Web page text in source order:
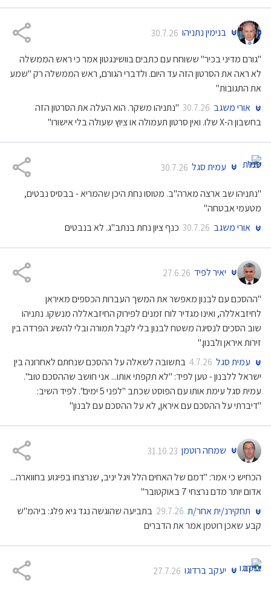
בנימין נתניהו 30.7.26
"גורם מדיני בכיר" ששוחח עם כתבים בוושינגטון אמר כי ראש הממשלה
לא ראה את הסרטון הזה עד היום. ולדברי הגורם, ראש הממשלה רק "שמע
את התגובות"
אורי משגב 30.7.26 "נתניהו משקר. הוא העלה את הסרטון הזה
בחשבון ה-X שלו. ואין סרטון תעמולה או ציוץ שעולה בלי אישורו"
עמית סגל 30.7.26
"נתניהו שב ארצה מארה"ב. מטוסו נחת היכן שהמריא - בבסיס נבטים,
מטעמי אבטחה"
אורי משגב 30.7.26 כנף ציון נחת בנתב"ג. לא בנבטים
יאיר לפיד 27.6.26
"ההסכם עם לבנון מאפשר את המשך העברות הכספים מאיראן
לחיזבאללה, ואינו מגדיר לוח זמנים לפירוק החיזבאללה מנשקו. נתניהו
שוב הסכים לנסיגה משטח לבנון בלי לקבל תמורה ובלי להשיג הפרדה בין
זירות איראן ולבנון."
עמית סגל 4.7.26 בתשובה לשאלה על ההסכם שנחתם לאחרונה בין
ישראל ללבנון - טען לפיד: "לא תקפתי אותו... אני חושב שההסכם טוב".
עמית סגל עימת אותו עם הפוסט שכתב "לפני 5 ימים". לפיד השיב:
"דיברתי על ההסכם עם איראן, לא על ההסכם עם לבנון"
שמחה רוטמן 31.10.23
הכחיש כי אמר: "דמם של האחים הלל ויגל יניב, שנרצחו בפיגוע בחווארה...
אדום יותר מדם נרצחי 7 באוקטובר"
תחקירנ/ית אחר/ת 29.7.26 בתביעה שהוגשה נגד גיא פלג: ביהמ"ש
קבע שאכן רוטמן אמר את הדברים
יעקב ברדוגו 27.7.26